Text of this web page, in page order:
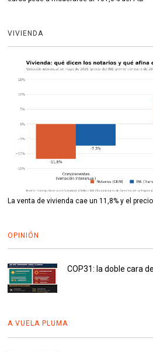
VIVIENDA
La venta de vivienda cae un 11,8% y el
OPINIÓN
COP31: la doble cara
A VUELA PLUMA